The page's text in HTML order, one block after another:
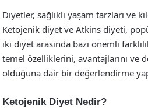
Diyetler, sağlıklı yaşam tarzları ve
Ketojenik diyet ve Atkins diyeti,
iki diyet arasında bazı önemli
temel özelliklerini, avantajlarını ve
olduğuna dair bir değerlendirme
Ketojenik Diyet Nedir?